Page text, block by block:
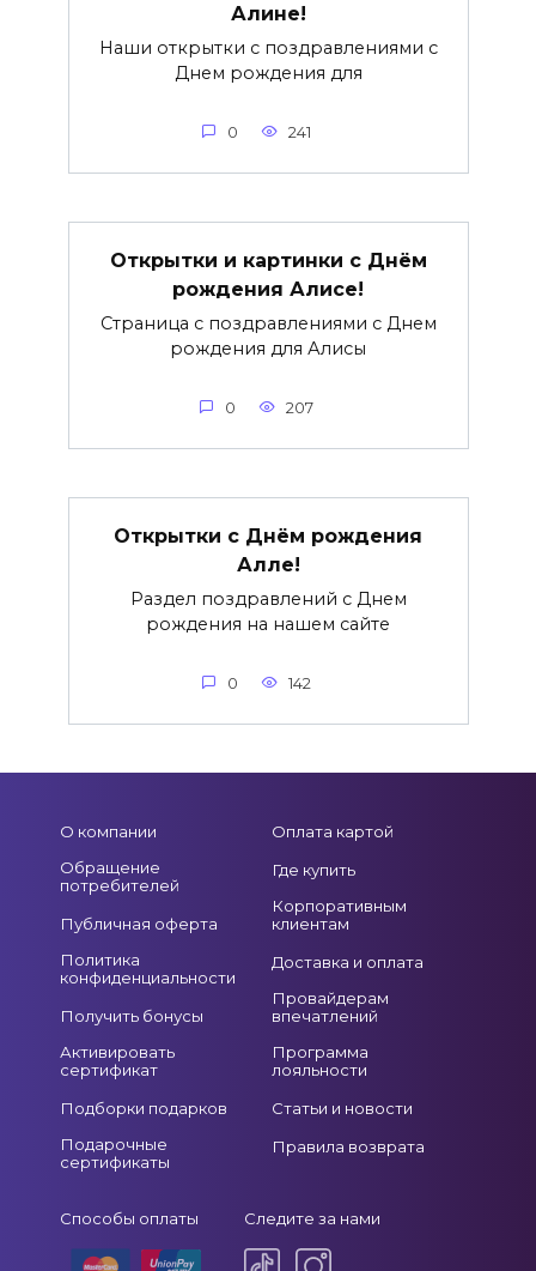
Алине!
Наши открытки с поздравлениями с
Днем рождения для
0 241
Открытки и картинки с Днём
рождения Алисе!
Страница с поздравлениями с Днем
рождения для Алисы
0 207
Открытки с Днём рождения
Алле!
Раздел поздравлений с Днем
рождения на нашем сайте
0 142
О компании
Обращение
потребителей
Публичная оферта
Политика
конфиденциальности
Получить бонусы
Активировать
сертификат
Подборки подарков
Подарочные
сертификаты
Оплата картой
Где купить
Корпоративным
клиентам
Доставка и оплата
Провайдерам
впечатлений
Программа
лояльности
Статьи и новости
Правила возврата
Способы оплаты Следите за нами